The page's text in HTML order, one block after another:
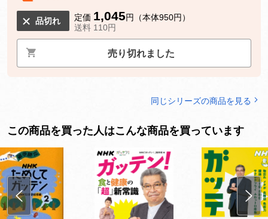
品切れ 定価 1,045円（本体950円）
送料 110円
売り切れました
同じシリーズの商品を見る
この商品を買った人はこんな商品を買っています